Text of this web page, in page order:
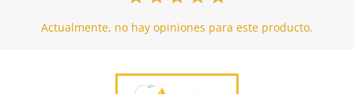
Actualmente, no hay opiniones para este producto.